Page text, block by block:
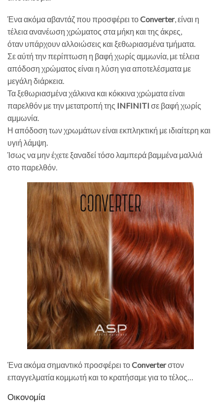
Ένα ακόμα αβαντάζ που προσφέρει τοConverter, είναι η
τέλεια ανανέωση χρώματος στα μήκη και της άκρες,
όταν υπάρχουν αλλοιώσεις και ξεθωριασμένα τμήματα.
Σε αύτή την περίπτωση η βαφή χωρίς αμμωνία, με τέλεια
απόδοση χρώματος είναι η λύση για αποτελέσματα με
μεγάλη διάρκεια.
Τα ξεθωριασμένα χάλκινα και κόκκινα χρώματα είναι
παρελθόν με την μετατροπή της INFINITI σε βαφή χωρίς
αμμωνία.
Η απόδοση των χρωμάτων είναι εκπληκτική με ιδιαίτερη και
υγιή λάμψη.
Ίσως να μην έχετε ξαναδεί τόσο λαμπερά βαμμένα μαλλιά
στο παρελθόν.
Ένα ακόμα σημαντικό προσφέρει τοConverterστον
επαγγελματία κομμωτή και το κρατήσαμε για το τέλος…
Οικονομία